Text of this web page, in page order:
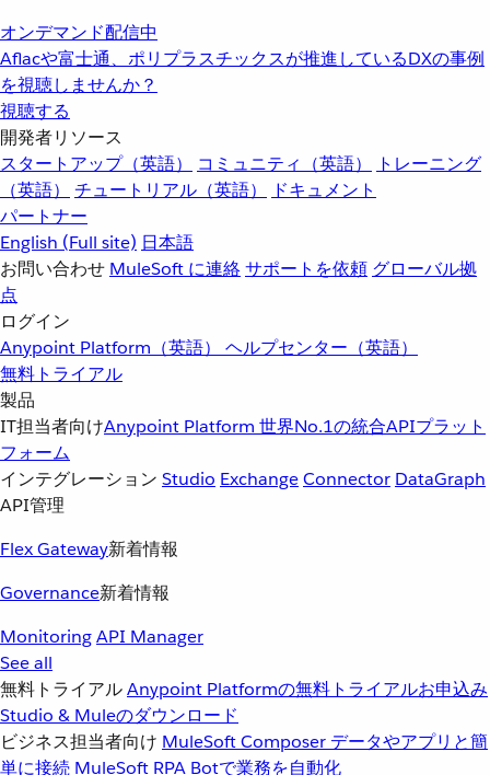
オンデマンド配信中
Aflacや富士通、ポリプラスチックスが推進しているDXの事例
を視聴しませんか？
視聴する
開発者リソース
スタートアップ（英語）
コミュニティ（英語）
トレーニング
（英語）
チュートリアル（英語）
ドキュメント
パートナー
English (Full site) 日本語
お問い合わせ MuleSoft に連絡サポートを依頼 グローバル拠
点
ログイン
Anypoint Platform（英語） ヘルプセンター（英語）
無料トライアル
製品
IT担当者向けAnypoint Platform 世界No.1の統合APIプラット
フォーム
インテグレーション Studio ExchangeConnector DataGraph
API管理
Flex Gateway新着情報
Governance新着情報
MonitoringAPI Manager
See all
無料トライアルAnypoint Platformの無料トライアルお申込み
Studio & Muleのダウンロード
ビジネス担当者向け MuleSoft Composer データやアプリと簡
単に接続 MuleSoft RPA Botで業務を自動化